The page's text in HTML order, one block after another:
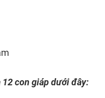
12 con giáp dưới đây: